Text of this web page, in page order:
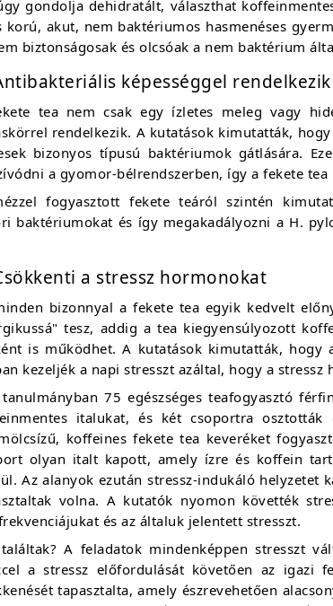
gondolja dehidratált, választhat
korú, akut, nem baktériumos hasmenéses
biztonságosak és olcsóak a nem baktérium
képességgel rendelkezik
tea nem csak egy ízletes meleg vagy
rendelkezik. A kutatások kimutatták,
bizonyos típusú baktériumok gátlására.
a gyomor-bélrendszerben, így a fekete
fogyasztott fekete teáról szintén
baktériumokat és így megakadályozni a H.
a stressz hormonokat
bizonnyal a fekete tea egyik kedvelt
tesz, addig a tea kiegyensúlyozott
is működhet. A kutatások kimutatták, hogy
kezeljék a napi stresszt azáltal, hogy a
tanulmányban 75 egészséges teafogyasztó
italukat, és két csoportra
koffeines fekete tea keveréket
olyan italt kapott, amely ízre és koffein
Az alanyok ezután stressz-indukáló helyzetet
volna. A kutatók nyomon követték
és az általuk jelentett stresszt.
A feladatok mindenképpen stresszt
a stressz előfordulását követően az igazi
tapasztalta, amely észrevehetően